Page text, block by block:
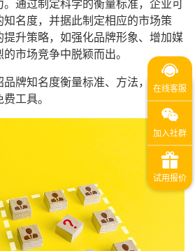
通过制定科学的衡量标准，企业可
名度，并据此制定相应的市场策
升策略，如强化品牌形象、增加媒
市场竞争中脱颖而出。
牌知名度衡量标准、方法，并推荐
工具。